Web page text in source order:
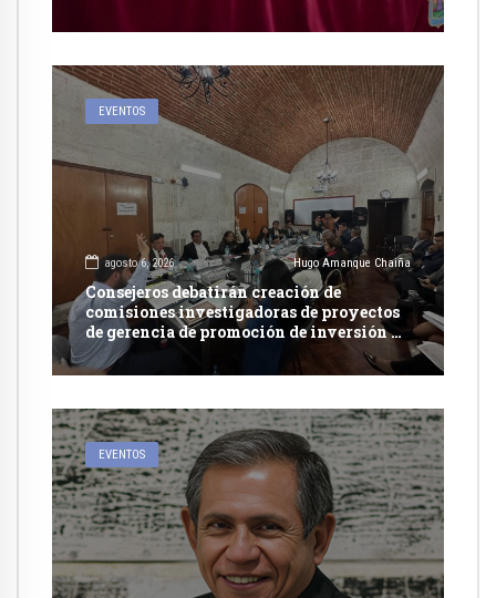
EVENTOS
agosto 6, 2026 Hugo Amanque Chaiña
Consejeros debatirán creación de
comisiones investigadoras de proyectos
de gerencia de promoción de inversión y
carretera en Caylloma
EVENTOS